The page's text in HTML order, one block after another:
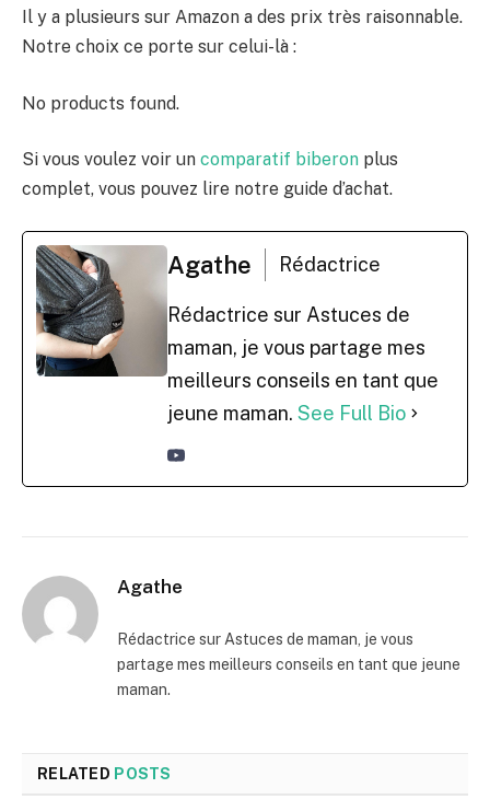
Il y a plusieurs sur Amazon a des prix très raisonnable.
Notre choix ce porte sur celui-là :
No products found.
Si vous voulez voir un comparatif biberon plus
complet, vous pouvez lire notre guide d’achat.
Agathe Rédactrice
Rédactrice sur Astuces de
maman, je vous partage mes
meilleurs conseils en tant que
jeune maman. See Full Bio
Agathe
Rédactrice sur Astuces de maman, je vous
partage mes meilleurs conseils en tant que jeune
maman.
RELATED POSTS